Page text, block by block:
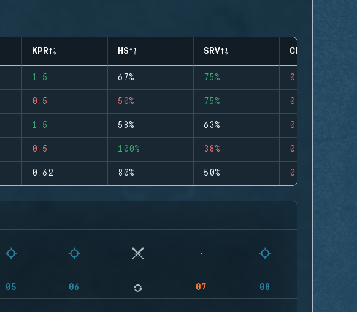
KPR HS SRV CLUTCHES
1.5 67% 75% 0
0.5 50% 75% 0
1.5 58% 63% 0
0.5 100% 38% 0
0.62 80% 50% 0
05 06 07 08